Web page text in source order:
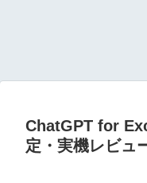
ChatGPT for
定・実機レビュ